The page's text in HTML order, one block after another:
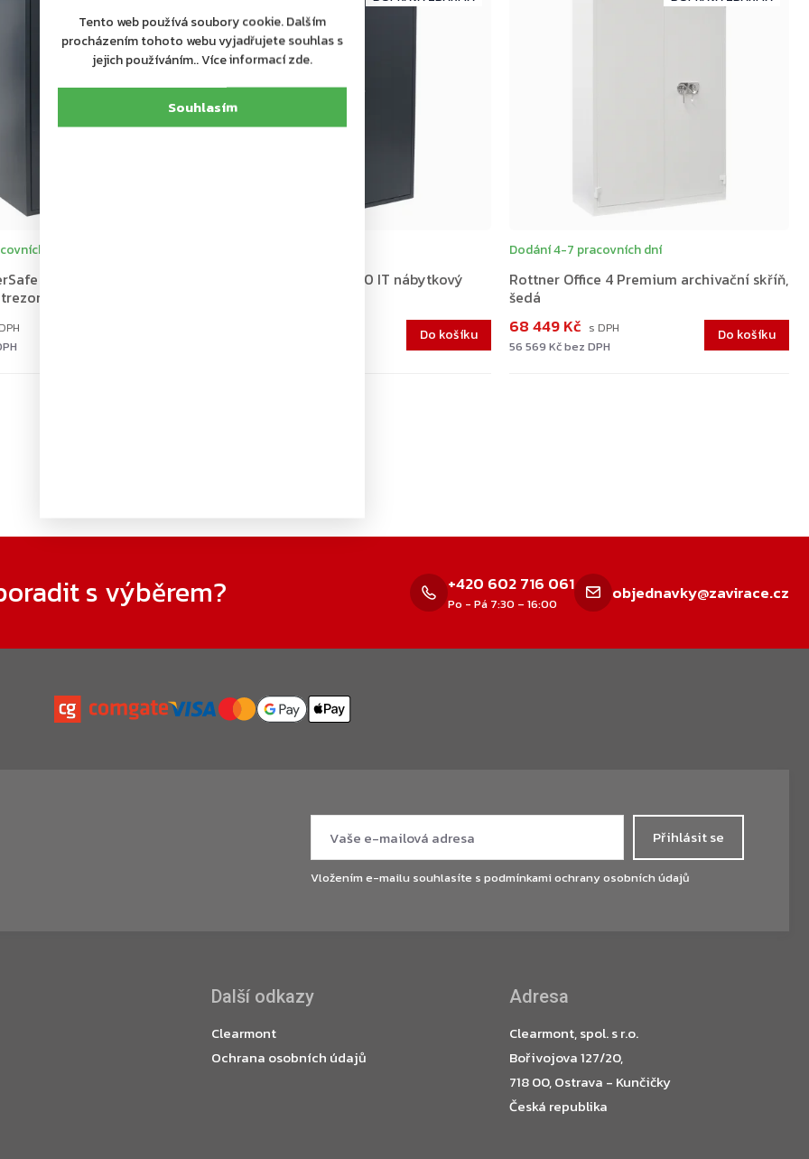
Tento web používá soubory cookie. Dalším
procházením tohoto webu vyjadřujete souhlas s
jejich používáním.. Více informací zde.
Souhlasím
1000 IT EL nábytkový
antracit
dní
ZDARMA
Rottner PowerSafe 1000 IT nábytkový
Do košíku
ZDARMA
Rottner Office 4 Premium archivační skříň,
šedá
Dodání 4-7 pracovních dní
56 569 Kč bez DPH
68 449 Kč Do košíku
s výběrem?
+420 602 716 061
Po - Pá 7:30 – 16:00 objednavky@zavirace.cz
Přihlásit se
Vložením e-mailu souhlasíte s podmínkami ochrany osobních údajů
Další odkazy
Clearmont
Ochrana osobních údajů
Adresa
Clearmont, spol. s r.o.
Bořivojova 127/20,
718 00, Ostrava - Kunčičky
Česká republika
Přejít do košíku